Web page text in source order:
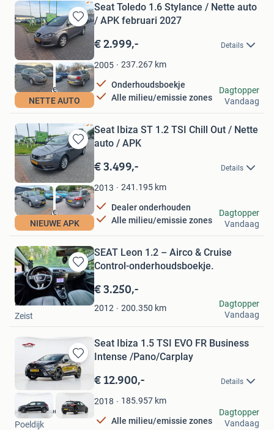
Bewaren
in
Mijn
Favorieten
NETTE AUTO
Seat Toledo 1.6 Stylance / Nette auto
/ APK februari 2027
€ 2.999,- Details
2005 237.267 km
Onderhoudsboekje
Alle milieu/emissie zones
VoordeligeAutos
Hem
Dagtopper
Vandaag
Bewaren
in
Mijn
Favorieten
NIEUWE APK
Seat Ibiza ST 1.2 TSI Chill Out / Nette
auto / APK
€ 3.499,- Details
2013 241.195 km
Dealer onderhouden
Alle milieu/emissie zones
VoordeligeAutos
Hem
Dagtopper
Vandaag
Bewaren
in
Mijn
Favorieten
SEAT Leon 1.2 – Airco & Cruise
Control-onderhoudsboekje.
€ 3.250,-
2012 200.350 km
Braamauto’s
Zeist
Dagtopper
Vandaag
Bewaren
in
Favorieten
Seat Ibiza 1.5 TSI EVO FR Business
Intense /Pano/Carplay
€ 12.900,- Details
2018 185.957 km
Alle milieu/emissie zones
Jonge Broers B.V.
Poeldijk
Dagtopper
Vandaag